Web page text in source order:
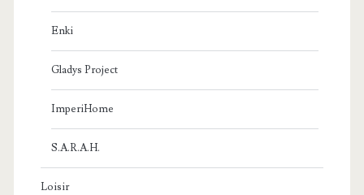
Enki
Gladys Project
ImperiHome
S.A.R.A.H.
Loisir